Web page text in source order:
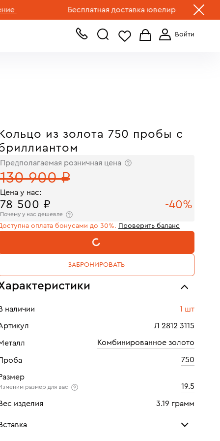
Бесплатная доставка ювелирных изделий по
+7 (499) 519-00-00
Кольцо из золота 750 пробы с
Предполагаемая розничная цена
130 900 ₽
Цена у нас:
78 500 ₽ -40%
Почему у нас дешевле
оплата бонусами до 30%. Проверить баланс
В КОРЗИНУ
ЗАБРОНИРОВАТЬ
наличии 1 шт
Л 2812 3115
Комбинированное золото
750
размер для вас 19.5
изделия 3.19 грамм